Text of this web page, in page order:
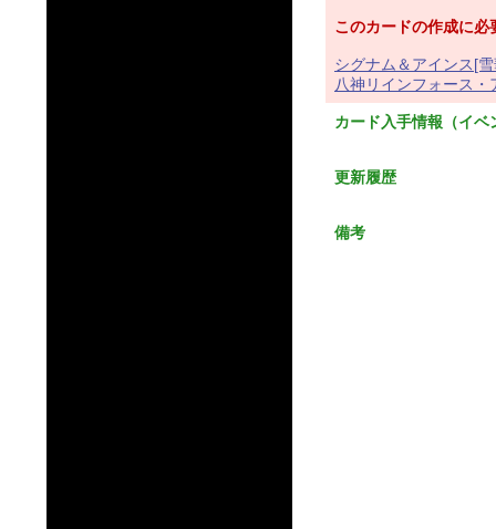
このカードの作成に必
シグナム＆アインス[
八神リインフォース
カード入手情報（イ
更新履歴
備考